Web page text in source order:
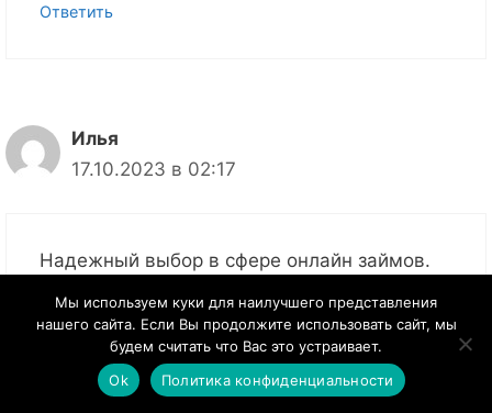
Ответить
Илья
17.10.2023 в 02:17
Надежный выбор в сфере онлайн займов.
условия привлекательные. Использую их
сервис уже несколько раз и всегда получаю
займ вовремя. Рекомендую!
Мы используем куки для наилучшего представления
нашего сайта. Если Вы продолжите использовать сайт, мы
будем считать что Вас это устраивает.
Ok
Политика конфиденциальности